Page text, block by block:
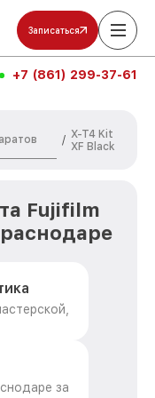
Записаться
+7 (861) 299-37-61
/ X-T4 Kit
XF Black
Fujifilm
за